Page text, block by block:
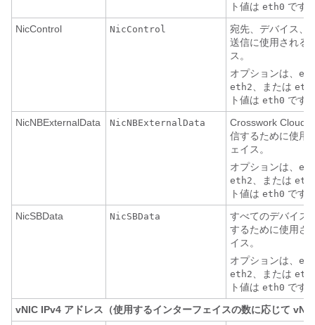
ト値は eth0 です
NicControl
NicControl
宛先、デバイス、
送信に使用される
ス。
オプションは、
eth2、または
ト値は eth0 です
NicNBExternalData
NicNBExternalData
Crosswork Cloud
信するために使用
ェイス。
オプションは、
eth2、または
ト値は eth0 です
NicSBData
NicSBData
すべてのデバイス
するために使用さ
イス。
オプションは、
eth2、または
ト値は eth0 です
vNIC IPv4 アドレス（使用するインターフェイスの数に応じて